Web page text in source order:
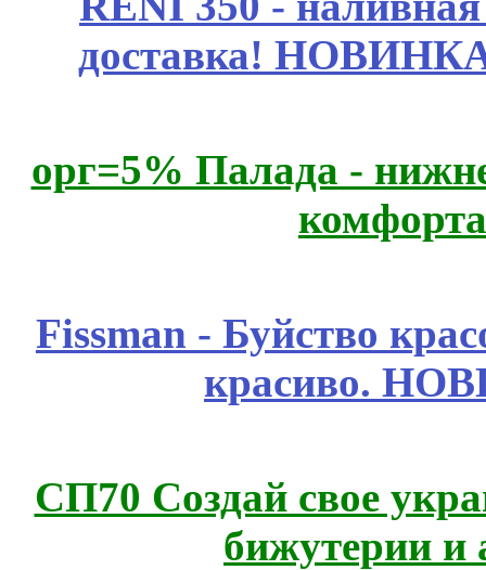
доставка!
орг=5% Палада -
Fissmаn - Буйство
красиво.
СП70 Создай свое
бижутерии и